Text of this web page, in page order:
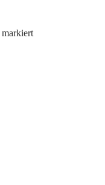
markiert